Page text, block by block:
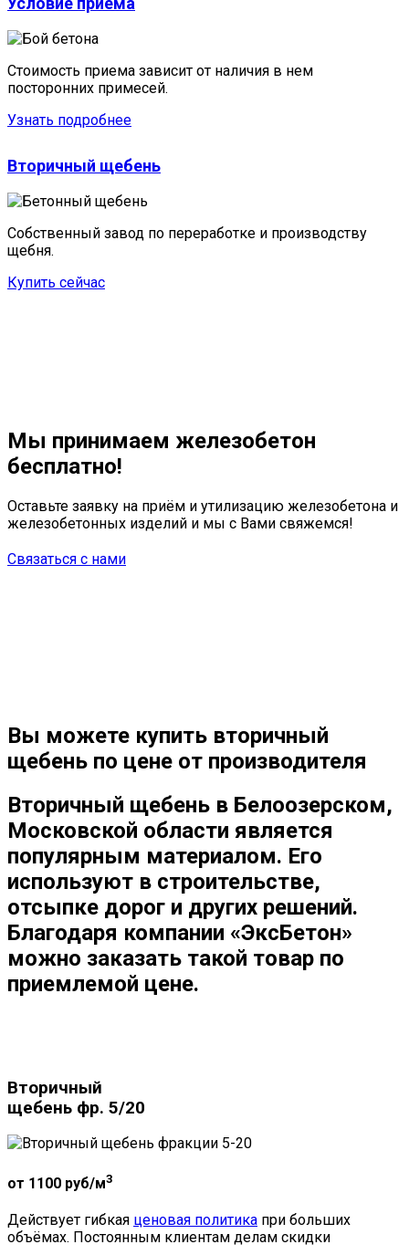
Стоимость приема зависит от наличия в нем
посторонних примесей.
Узнать подробнее
Вторичный щебень
Собственный завод по переработке и производству
щебня.
Купить сейчас
Мы принимаем железобетон
бесплатно!
Оставьте заявку на приём и утилизацию железобетона и
железобетонных изделий и мы с Вами свяжемся!
Связаться с нами
Вы можете купить вторичный
щебень по цене от производителя
Вторичный щебень в Белоозерском,
Московской области является
популярным материалом. Его
используют в строительстве,
отсыпке дорог и других решений.
Благодаря компании «ЭксБетон»
можно заказать такой товар по
приемлемой цене.
Вторичный
щебень фр. 5/20
от 1100 руб/м3
Действует гибкая ценовая политика при больших
объёмах. Постоянным клиентам делам скидки